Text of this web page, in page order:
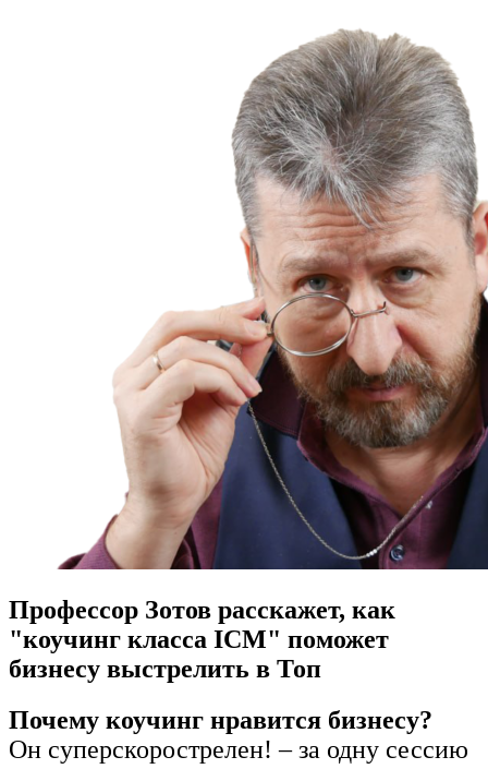
Профессор Зотов расскажет, как
"коучинг класса ICM" поможет
бизнесу выстрелить в Топ
Почему коучинг нравится бизнесу?
Он суперскорострелен! – за одну сессию